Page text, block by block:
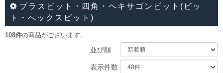
プラスビット・四角・ヘキサゴンビット(ビッ
ト・へックスビット)
108件の商品がございます。
並び順
表示件数